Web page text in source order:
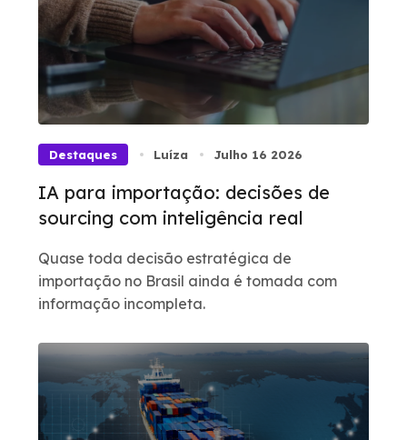
Destaques Luíza Julho 16 2026
IA para importação: decisões de
sourcing com inteligência real
Quase toda decisão estratégica de
importação no Brasil ainda é tomada com
informação incompleta.